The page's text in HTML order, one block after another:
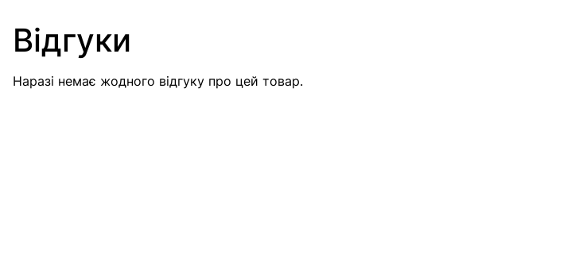
Відгуки
Наразі немає жодного відгуку про цей товар.